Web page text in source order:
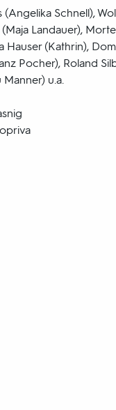
(Angelika Schnell),
Landauer),
Hauser (Kathrin),
Pocher), Roland
u.a.